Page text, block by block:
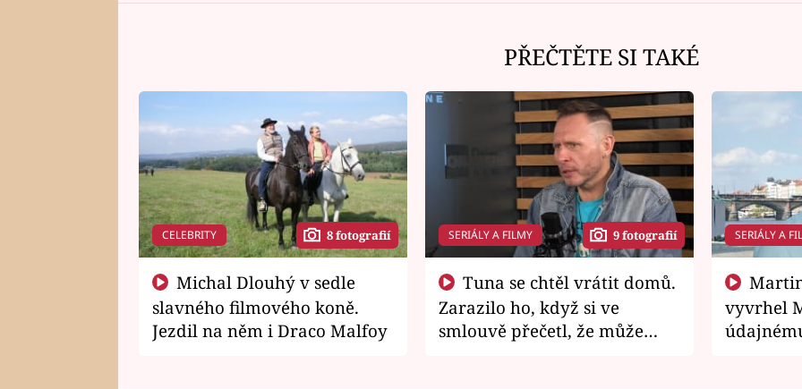
PŘEČTĚTE SI TAKÉ
CELEBRITY 8 fotografií
slavného filmového koně.
Jezdil na něm i Draco Malfoy
SERIÁLY A FILMY 9 fotografií
Zarazilo ho, když si ve
smlouvě přečetl, že může
SERIÁLY A
vyvrhel